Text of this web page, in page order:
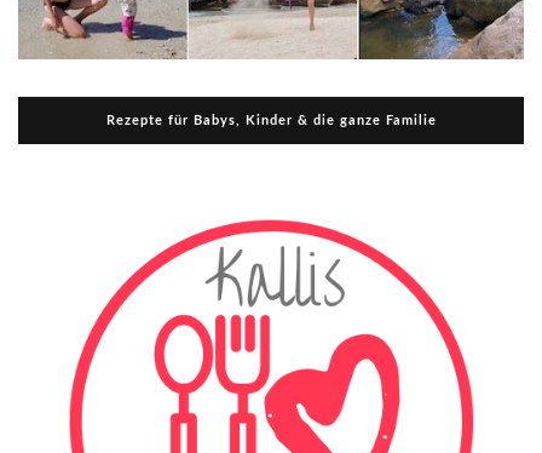
Rezepte für Babys, Kinder & die ganze Familie